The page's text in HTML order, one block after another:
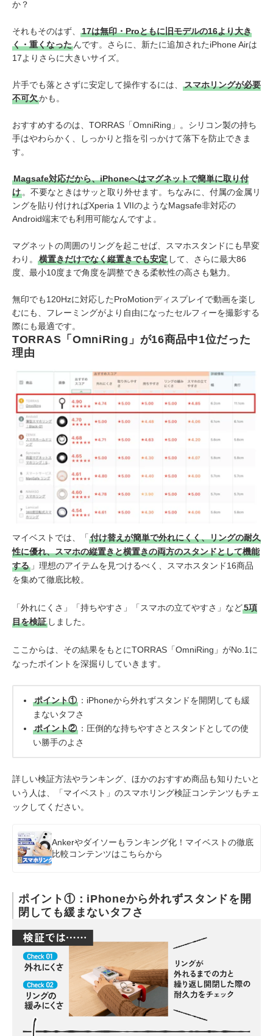
か？
それもそのはず、
17は無印・Proともに旧モデルの16より大き
く・重くなった んです。さらに、新たに追加されたiPhone Airは
17よりさらに大きいサイズ。
片手でも落とさずに安定して操作するには、
スマホリングが必要
不可欠かも。
おすすめするのは、TORRAS「OmniRing」。シリコン製の持ち
手はやわらかく、しっかりと指を引っかけて落下を防止できま
す。
Magsafe対応だから、iPhoneへはマグネットで簡単に取り付
け 。不要なときはサッと取り外せます。ちなみに、付属の金属リ
ングを貼り付ければXperia 1 VIIのようなMagsafe非対応の
Android端末でも利用可能なんですよ。
マグネットの周囲のリングを起こせば、スマホスタンドにも早変
わり。
横置きだけでなく縦置きでも安定 して、さらに最大86
度、最小10度まで角度を調整できる柔軟性の高さも魅力。
無印でも120Hzに対応したProMotionディスプレイで動画を楽し
むにも、フレーミングがより自由になったセルフィーを撮影する
際にも最適です。
TORRAS「OmniRing」が16商品中1位だった
理由
マイベストでは、「 付け替えが簡単で外れにくく、リングの耐久
性に優れ、スマホの縦置きと横置きの両方のスタンドとして機能
する 」理想のアイテムを見つけるべく、スマホスタンド16商品
を集めて徹底比較。
「外れにくさ」「持ちやすさ」「スマホの立てやすさ」など5項
目を検証 しました。
ここからは、その結果をもとにTORRAS「OmniRing」がNo.1に
なったポイントを深掘りしていきます。
ポイント① ：iPhoneから外れずスタンドを開閉しても緩
まないタフさ
ポイント② ：圧倒的な持ちやすさとスタンドとしての使
い勝手のよさ
詳しい検証方法やランキング、ほかのおすすめ商品も知りたいと
いう人は、「マイベスト」のスマホリング検証コンテンツもチェ
ックしてください。
Ankerやダイソーもランキング化！マイベストの徹底
比較コンテンツはこちらから
ポイント①：iPhoneから外れずスタンドを開
閉しても緩まないタフさ